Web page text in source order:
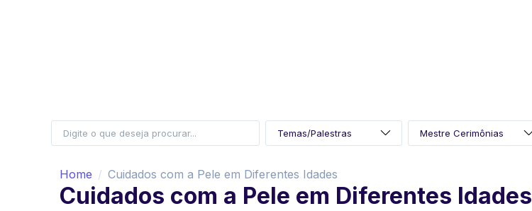
Home Cuidados com a Pele em Diferentes Idades
Cuidados com a Pele em Diferentes Idades